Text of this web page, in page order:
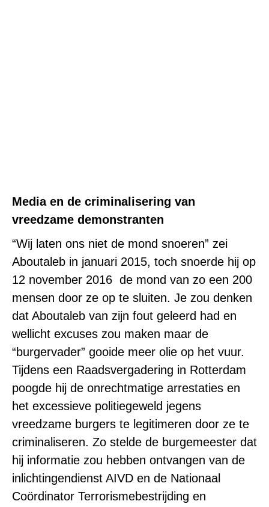
Media en de criminalisering van
vreedzame demonstranten
“Wij laten ons niet de mond snoeren” zei
Aboutaleb in januari 2015, toch snoerde hij op
12 november 2016 de mond van zo een 200
mensen door ze op te sluiten. Je zou denken
dat Aboutaleb van zijn fout geleerd had en
wellicht excuses zou maken maar de
“burgervader” gooide meer olie op het vuur.
Tijdens een Raadsvergadering in Rotterdam
poogde hij de onrechtmatige arrestaties en
het excessieve politiegeweld jegens
vreedzame burgers te legitimeren door ze te
criminaliseren. Zo stelde de burgemeester dat
hij informatie zou hebben ontvangen van de
inlichtingendienst AIVD en de Nationaal
Coördinator Terrorismebestrijding en